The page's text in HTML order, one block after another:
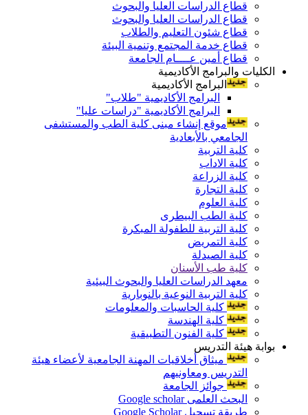
قطاع الدراسات العليا والبحوث
قطاع الدراسات العليا والبحوث
قطاع شئون التعليم والطلاب
قطاع خدمة المجتمع وتنمية البيئة
قطاع أمين عــــام الجامعة
الكليات والبرامج الأكاديمية
البرامج الأكاديمية
البرامج الأكاديمية "طلاب"
البرامج الأكاديمية "دراسات عليا"
موقع إنشاء مبنى كلية الطب والمستشفى
الجامعي بالأبعادية
كلية التربية
كلية الاداب
كلية الزراعة
كلية التجارة
كلية العلوم
كلية الطب البيطرى
كلية التربية للطفولة المبكرة
كلية التمريض
كلية الصيدلة
كلية طب الأسنان
معهد الدراسات العليا والبحوث البيئية
كلية التربية النوعية بالنوبارية
كلية الحاسبات والمعلومات
كلية الهندسة
كلية الفنون التطبيقية
بوابة هيئة التدريس
ميثاق أخلاقيات المهنة الجامعية لأعضاء هيئة
التدريس ومعاونيهم
جوائز الجامعة
البحث العلمى Google scholar
طريقة تسجيل Google Scholar